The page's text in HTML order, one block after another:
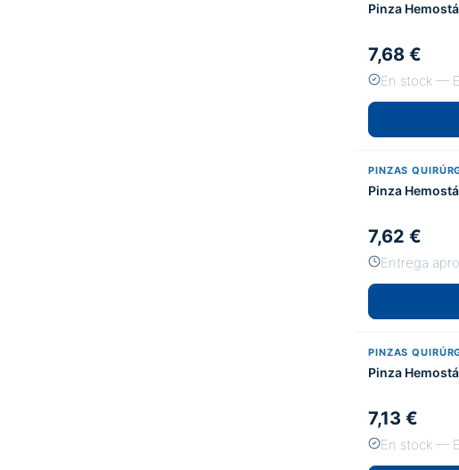
Pinza
7,68 €
En stock —
PINZAS
Pinza
7,62 €
Entrega
PINZAS
Pinza
7,13 €
En stock —